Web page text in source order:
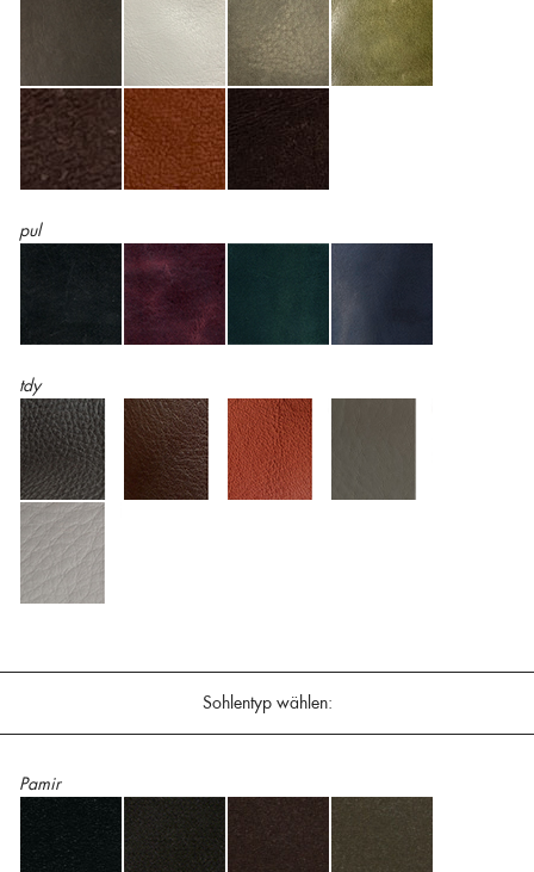
pul
tdy
Sohlentyp wählen:
Pamir